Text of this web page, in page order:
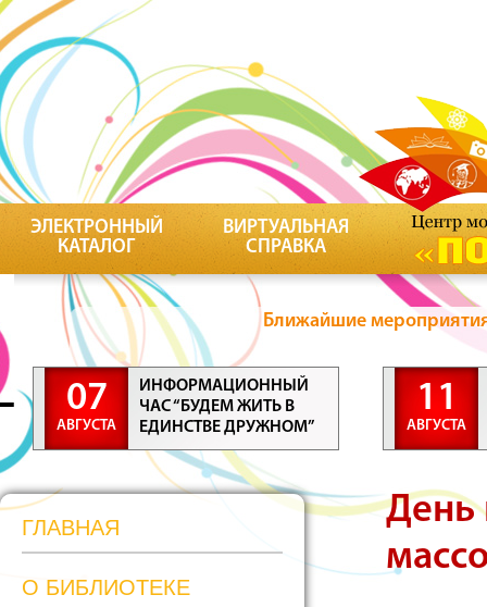
ЭЛЕКТРОННЫЙ
КАТАЛОГ
ВИРТУАЛЬНАЯ
СПРАВКА
Ближайшие
07
АВГУСТА
ИНФОРМАЦИОННЫЙ
ЧАС “БУДЕМ ЖИТЬ В
ЕДИНСТВЕ ДРУЖНОМ”
11
АВГУСТА
ГЛАВНАЯ
О БИБЛИОТЕКЕ
День